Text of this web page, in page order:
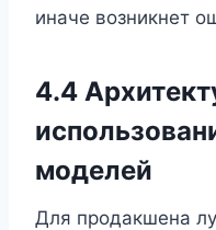
иначе возникнет
4.4
моделей
Для продакшена